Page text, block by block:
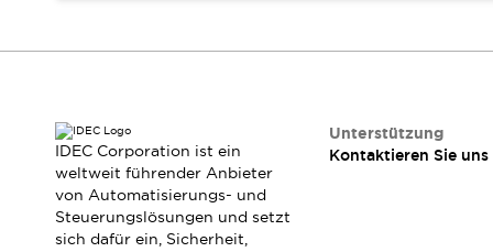
LiteraturWebinarPresse
Konformitätsdokumente
Schwachstellenberichte
Auswahlwerkzeuge
Was ist neu
IDEC Corporation ist ein
weltweit führender Anbieter
von Automatisierungs- und
Steuerungslösungen und setzt
sich dafür ein, Sicherheit,
Unterstützung
Kontaktieren Sie uns